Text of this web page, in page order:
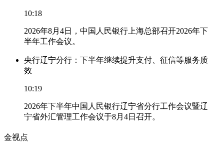
10:18
2026年8月4日，中国人民银行上海总部召开2026年下
半年工作会议。
央行辽宁分行：下半年继续提升支付、征信等服务质
效
10:19
2026年下半年中国人民银行辽宁省分行工作会议暨辽
宁省外汇管理工作会议于8月4日召开。
金视点